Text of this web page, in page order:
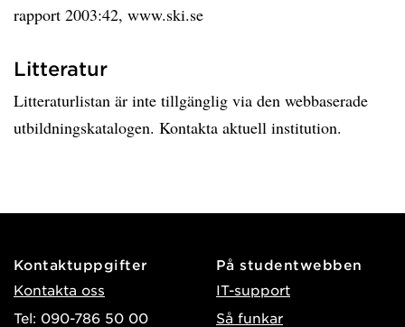
rapport 2003:42, www.ski.se
Litteratur
Litteraturlistan är inte tillgänglig via den webbaserade
utbildningskatalogen. Kontakta aktuell institution.
Kontaktuppgifter
Kontakta oss
Tel: 090-786 50 00
På studentwebben
IT-support
Så funkar